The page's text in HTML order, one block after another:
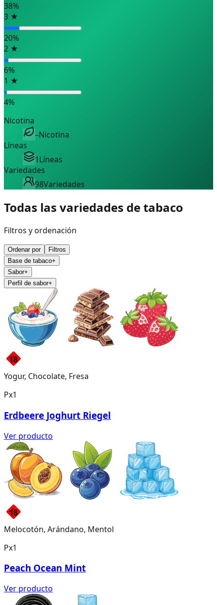
38%
3 ★
20%
2 ★
6%
1 ★
4%
Nicotina
–Nicotina
Líneas
1Líneas
Variedades
98Variedades
Todas las variedades de tabaco
Filtros y ordenación
Ordenar por
Filtros
Base de tabaco+
Sabor+
Perfil de sabor+
Yogur, Chocolate, Fresa
Px1
Erdbeere Joghurt Riegel
Ver producto
Melocotón, Arándano, Mentol
Px1
Peach Ocean Mint
Ver producto